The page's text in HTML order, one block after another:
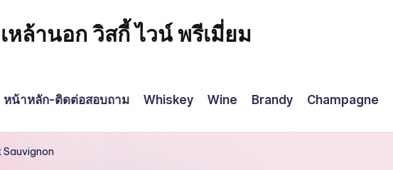
ล้านอก วิสกี้ ไวน์ พรีเมี่ยม
หน้าหลัก-ติดต่อสอบถาม Whiskey Wine Brandy Champagne
Sauvignon